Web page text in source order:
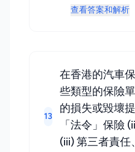
查看答案和解析
13
在香港的汽車
些類型的保險
的損失或毀壞
「法令」保險
(iii) 第三者責任